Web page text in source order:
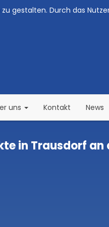
gestalten. Durch das
uns (current)Kontakt News
in Trausdorf an